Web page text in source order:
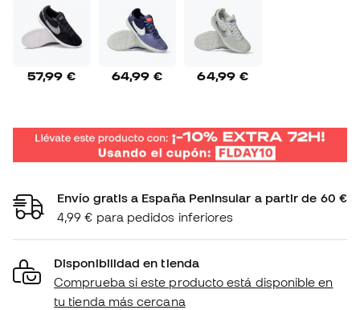
57,99 € 64,99 € 64,99 €
Envío gratis a España Peninsular a partir de 60 €
4,99 € para pedidos inferiores
Disponibilidad en tienda
Comprueba si este producto está disponible en
tu tienda más cercana